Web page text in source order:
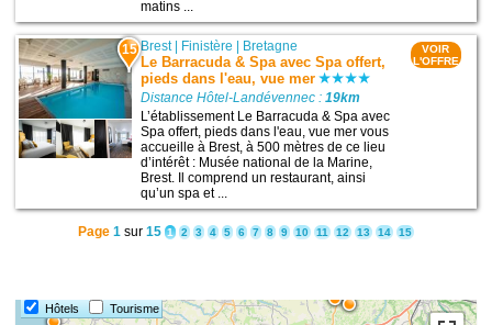
matins ...
15 Brest| Finistère Bretagne
Le Barracuda & Spa avec Spa offert,
pieds dans l'eau, vue mer
Distance Hôtel-Landévennec :19km
L’établissement Le Barracuda & Spa avec
Spa offert, pieds dans l'eau, vue mer vous
accueille à Brest, à 500 mètres de ce lieu
d’intérêt : Musée national de la Marine,
Brest. Il comprend un restaurant, ainsi
qu’un spa et ...
VOIR
L'OFFRE
Page 1 sur 15 1 2 3 4 5 6 7 8 9 10 11 12 13 14 15
Hôtels Tourisme